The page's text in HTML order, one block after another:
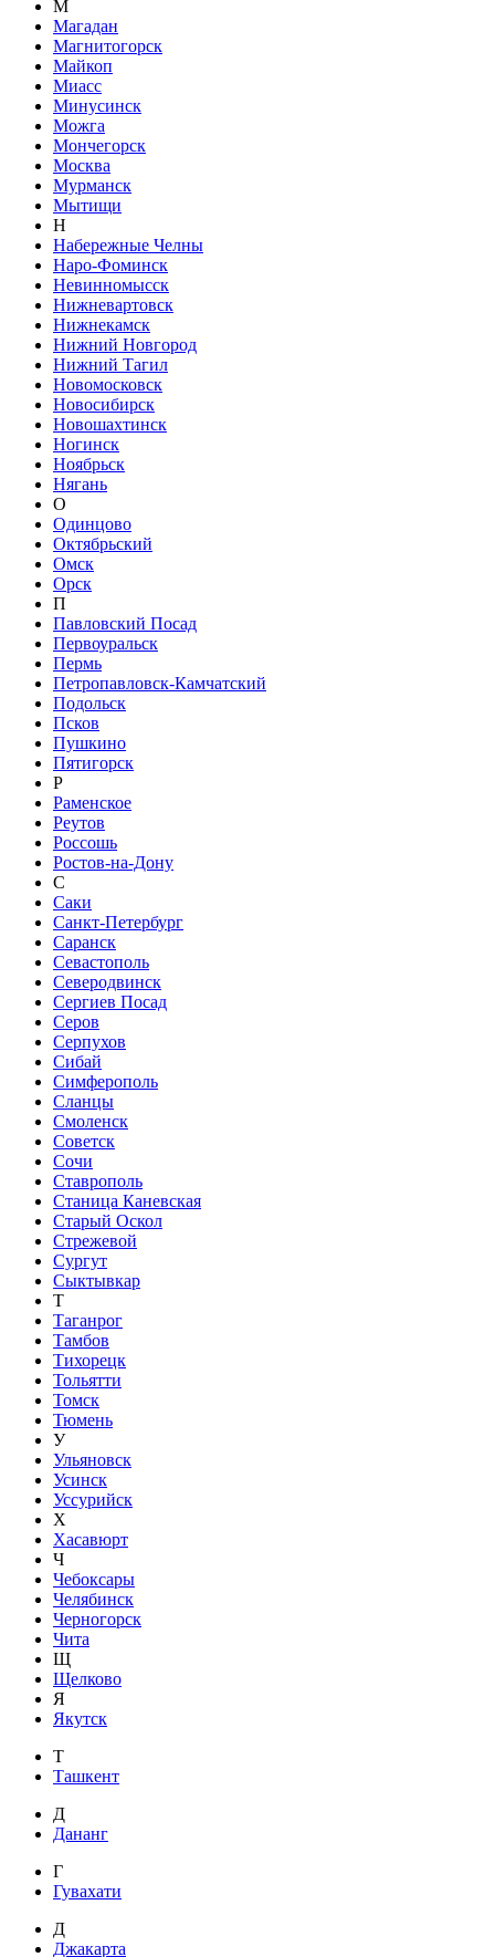
М
Магадан
Магнитогорск
Майкоп
Миасс
Минусинск
Можга
Мончегорск
Москва
Мурманск
Мытищи
Н
Набережные Челны
Наро-Фоминск
Невинномысск
Нижневартовск
Нижнекамск
Нижний Новгород
Нижний Тагил
Новомосковск
Новосибирск
Новошахтинск
Ногинск
Ноябрьск
Нягань
О
Одинцово
Октябрьский
Омск
Орск
П
Павловский Посад
Первоуральск
Пермь
Петропавловск-Камчатский
Подольск
Псков
Пушкино
Пятигорск
Р
Раменское
Реутов
Россошь
Ростов-на-Дону
С
Саки
Санкт-Петербург
Саранск
Севастополь
Северодвинск
Сергиев Посад
Серов
Серпухов
Сибай
Симферополь
Сланцы
Смоленск
Советск
Сочи
Ставрополь
Станица Каневская
Старый Оскол
Стрежевой
Сургут
Сыктывкар
Т
Таганрог
Тамбов
Тихорецк
Тольятти
Томск
Тюмень
У
Ульяновск
Усинск
Уссурийск
Х
Хасавюрт
Ч
Чебоксары
Челябинск
Черногорск
Чита
Щ
Щелково
Я
Якутск
Т
Ташкент
Д
Дананг
Г
Гувахати
Д
Джакарта